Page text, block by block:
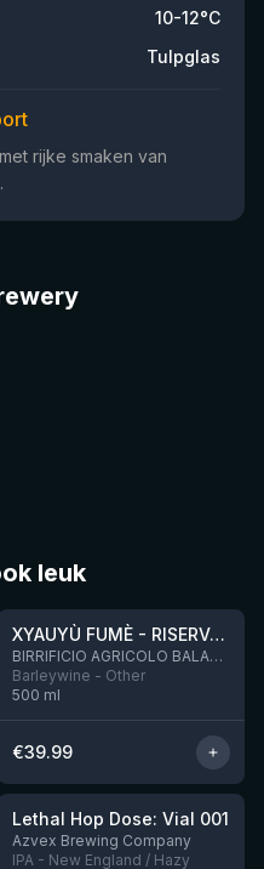
10-12°C
Tulpglas
rijke smaken van
leuk
★4.48
XYAUYÙ FUMÈ - RISERVA 2019
BIRRIFICIO AGRICOLO BALADIN - Baladin Indipendente Italian Farm Brewery
Barleywine - Other
500 ml
€39.99
Nog 11
★4.29
Lethal Hop Dose: Vial 001
Azvex Brewing Company
IPA - New England / Hazy